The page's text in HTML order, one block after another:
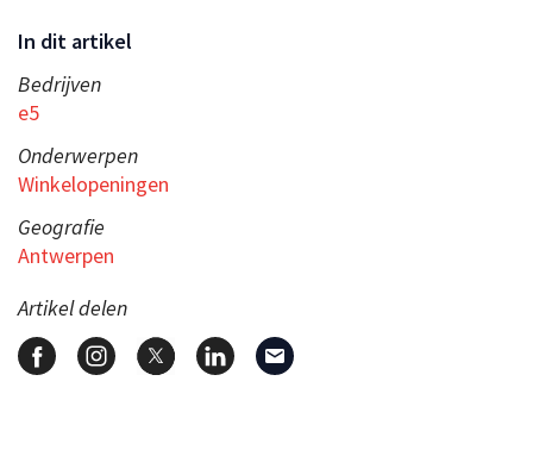
In dit artikel
Bedrijven
e5
Onderwerpen
Winkelopeningen
Geografie
Antwerpen
Artikel delen